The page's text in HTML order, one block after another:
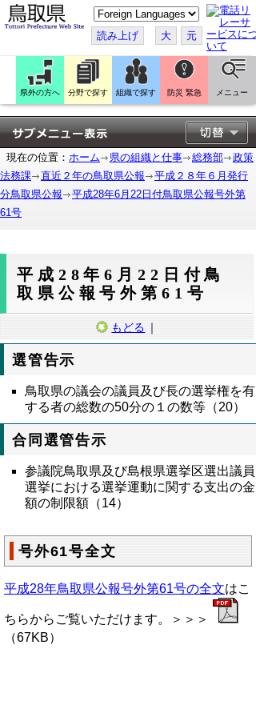
こ
の
ペ
ー
ジ
翻
訳
す
る
読み上げ 大 元
県外の方へ 分野で探す 組織で探す 防災 緊急 メニュー
現在の位置： ホーム 県の組織と仕事 総務部
政策
法務課
直近２年の鳥取県公報
平成２８年６月発行
分鳥取県公報
平成28年6月22日付鳥取県公報号外第
61号
平成28年6月22日付鳥
取県公報号外第61号
もどる ｜
選管告示
鳥取県の議会の議員及び長の選挙権を有
する者の総数の50分の１の数等（20）
合同選管告示
参議院鳥取県及び島根県選挙区選出議員
選挙における選挙運動に関する支出の金
額の制限額（14）
号外61号全文
平成28年鳥取県公報号外第61号の全文はこ
ちらからご覧いただけます。＞＞＞
（67KB）